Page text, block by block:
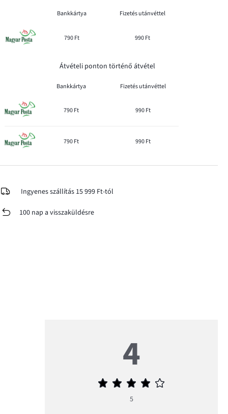
Bankkártya Fizetés utánvéttel
790 Ft 990 Ft
Átvételi ponton történő átvétel
Bankkártya Fizetés utánvéttel
790 Ft 990 Ft
790 Ft 990 Ft
Ingyenes szállítás 15 999 Ft-tól
100 nap a visszaküldésre
4
Átlagos
4
5